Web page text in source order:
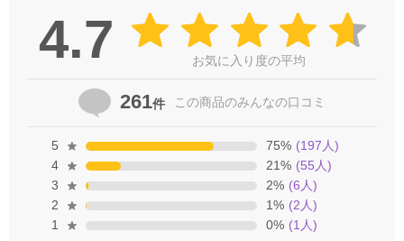
4.7 お気に入り度の平均
261件 この商品のみんなの口コミ
5 75% (197人)
4
21% (55人)
3
2% (6人)
2
1% (2人)
1
0% (1人)